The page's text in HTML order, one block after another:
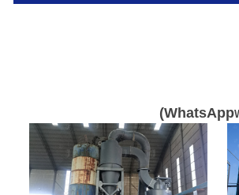
WhatsApp
)